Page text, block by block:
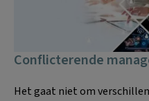
Conflicterende
Het gaat niet om